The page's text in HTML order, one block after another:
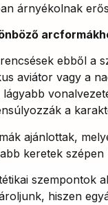
árnyékolnak
ebből a
aviátor vagy a
a
ajánlottak,
keretek
szempontok
hiszen